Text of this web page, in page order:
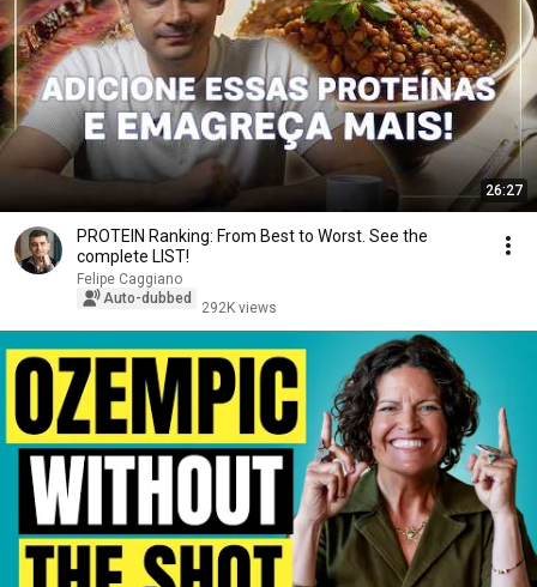
26:27
PROTEIN Ranking: From Best to Worst. See the
complete LIST!
Felipe Caggiano
Auto-dubbed
292K views